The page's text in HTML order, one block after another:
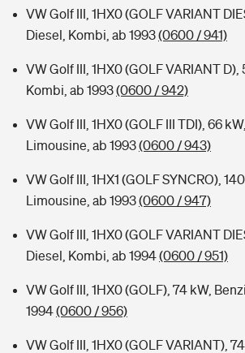
VW Golf III, 1HX0 (GOLF VARIANT
Diesel, Kombi, ab 1993(0600 / 941)
VW Golf III, 1HX0 (GOLF VARIANT D),
Kombi, ab 1993(0600 / 942)
VW Golf III, 1HX0 (GOLF III TDI), 66
Limousine, ab 1993(0600 / 943)
VW Golf III, 1HX1 (GOLF SYNCRO),
Limousine, ab 1993(0600 / 947)
VW Golf III, 1HX0 (GOLF VARIANT
Diesel, Kombi, ab 1994(0600 / 951)
VW Golf III, 1HX0 (GOLF), 74 kW,
1994(0600 / 956)
VW Golf III, 1HX0 (GOLF VARIANT),